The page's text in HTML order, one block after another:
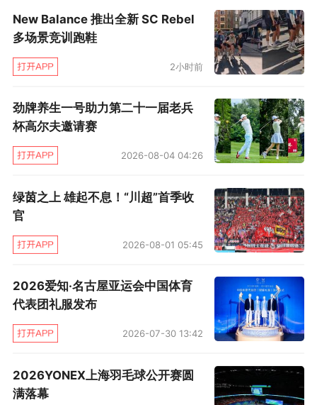
象山县人民政府县长李晓东(左一)
象山县人民政府县长李晓东在致辞中表示，帆船
承载着人类经略海洋、超越极限的勇气。象山深
耕帆船运动多年，已成功举办亚运会帆船赛等高
规格赛事。本届赛事是亚洲J80统一组别规模最
大的赛事，标志着象山帆船运动发展进入新阶
段，将进一步推动象山打造国际知名的帆船运动
之城，为长三角海洋运动发展注入新动能。
随后，裁判员代表与运动员代表先后宣誓，承诺
严格履行公正执裁职责，展现公平竞争的体育精
神。
New Balance 推出全新 SC Rebel
多场景竞训跑鞋
2小时前
劲牌养生一号助力第二十一届老兵
杯高尔夫邀请赛
2026-08-04 04:26
绿茵之上 雄起不息！“川超”首季收
官
2026-08-01 05:45
2026爱知·名古屋亚运会中国体育
代表团礼服发布
2026-07-30 13:42
2026YONEX上海羽毛球公开赛圆
满落幕